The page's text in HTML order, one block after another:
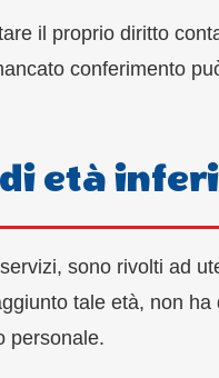
il proprio diritto
conferimento
età
sono rivolti ad
tale età, non
personale.